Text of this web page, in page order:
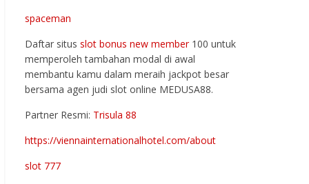
spaceman
Daftar situs slot bonus new member100 untuk
memperoleh tambahan modal di awal
membantu kamu dalam meraih jackpot besar
bersama agen judi slot online MEDUSA88.
Partner Resmi: Trisula 88
https://viennainternationalhotel.com/about
slot 777